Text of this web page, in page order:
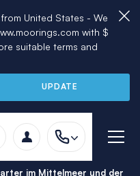
United States - We
with $
suitable terms and
UPDATE
im Mittelmeer und der